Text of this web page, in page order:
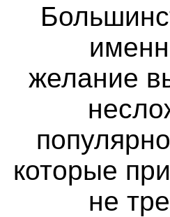
желание
которые
не